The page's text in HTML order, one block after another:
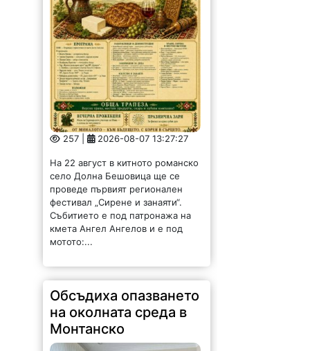
257 | 2026-08-07 13:27:27
На 22 август в китното романско
село Долна Бешовица ще се
проведе първият регионален
фестивал „Сирене и занаяти“.
Събитието е под патронажа на
кмета Ангел Ангелов и е под
мотото:...
Обсъдиха опазването
на околната среда в
Монтанско